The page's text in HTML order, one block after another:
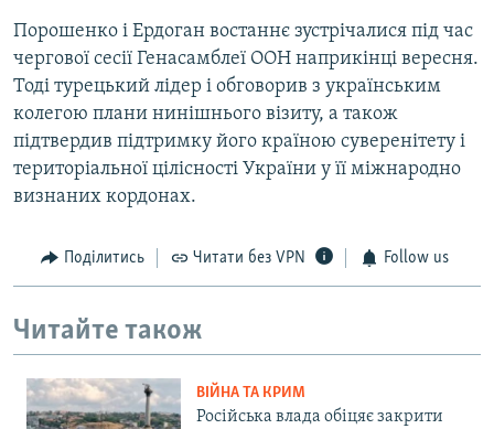
Порошенко і Ердоган востаннє зустрічалися під час
чергової сесії Генасамблеї ООН наприкінці вересня.
Тоді турецький лідер і обговорив з українським
колегою плани нинішнього візиту, а також
підтвердив підтримку його країною суверенітету і
територіальної цілісності України у її міжнародно
визнаних кордонах.
Поділитись Читати без VPN Follow us
Читайте також
ВІЙНА ТА КРИМ
Російська влада обіцяє закрити